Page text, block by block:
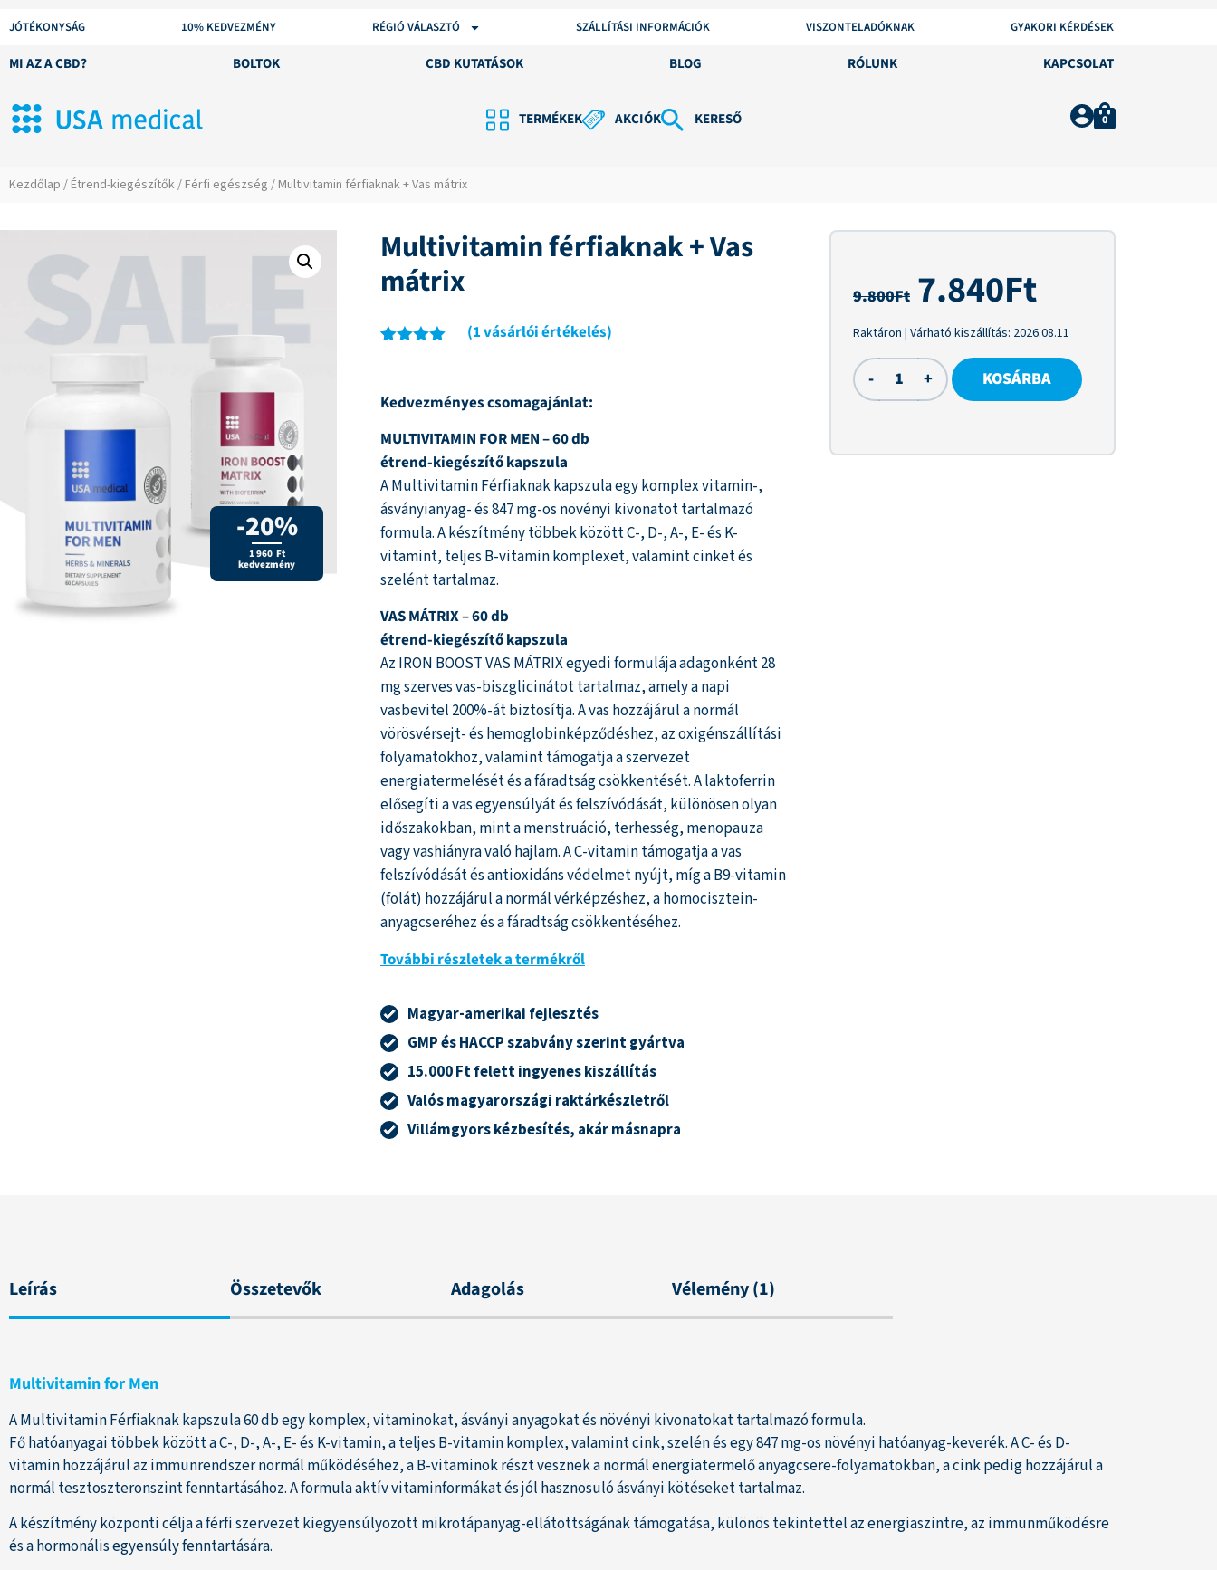
JÓTÉKONYSÁG 10% KEDVEZMÉNY RÉGIÓ VÁLASZTÓ SZÁLLÍTÁSI INFORMÁCIÓK VISZONTELADÓKNAK GYAKORI KÉRDÉSEK
MI AZ A CBD? BOLTOK CBD KUTATÁSOK BLOG RÓLUNK KAPCSOLAT
TERMÉKEK AKCIÓK KERESŐ 0
Kezdőlap / Étrend-kiegészítők/ Férfi egészség / Multivitamin férfiaknak + Vas mátrix
-20%
1 960 Ft
kedvezmény
Multivitamin férfiaknak + Vas
mátrix
értékelés
(1vásárlói értékelés)
Kedvezményes csomagajánlat:
MULTIVITAMIN FOR MEN – 60 db
étrend-kiegészítő kapszula
A Multivitamin Férfiaknak kapszula egy komplex vitamin-,
ásványianyag- és 847 mg-os növényi kivonatot tartalmazó
formula. A készítmény többek között C-, D-, A-, E- és K-
vitamint, teljes B-vitamin komplexet, valamint cinket és
szelént tartalmaz.
VAS MÁTRIX – 60 db
étrend-kiegészítő kapszula
Az IRON BOOST VAS MÁTRIX egyedi formulája adagonként 28
mg szerves vas-biszglicinátot tartalmaz, amely a napi
vasbevitel 200%-át biztosítja. A vas hozzájárul a normál
vörösvérsejt- és hemoglobinképződéshez, az oxigénszállítási
folyamatokhoz, valamint támogatja a szervezet
energiatermelését és a fáradtság csökkentését. A laktoferrin
elősegíti a vas egyensúlyát és felszívódását, különösen olyan
időszakokban, mint a menstruáció, terhesség, menopauza
vagy vashiányra való hajlam. A C-vitamin támogatja a vas
felszívódását és antioxidáns védelmet nyújt, míg a B9-vitamin
(folát) hozzájárul a normál vérképzéshez, a homocisztein-
anyagcseréhez és a fáradtság csökkentéséhez.
További részletek a termékről
Magyar-amerikai fejlesztés
GMP és HACCP szabvány szerint gyártva
15.000 Ft felett ingyenes kiszállítás
Valós magyarországi raktárkészletről
Villámgyors kézbesítés, akár másnapra
9.800Ft 7.840Ft
Raktáron | Várható kiszállítás: 2026.08.11
- + KOSÁRBA
Leírás Összetevők Adagolás Vélemény (1)
Multivitamin for Men
A Multivitamin Férfiaknak kapszula 60 db egy komplex, vitaminokat, ásványi anyagokat és növényi kivonatokat tartalmazó formula.
Fő hatóanyagai többek között a C-, D-, A-, E- és K-vitamin, a teljes B-vitamin komplex, valamint cink, szelén és egy 847 mg-os növényi hatóanyag-keverék. A C- és D-
vitamin hozzájárul az immunrendszer normál működéséhez, a B-vitaminok részt vesznek a normál energiatermelő anyagcsere-folyamatokban, a cink pedig hozzájárul a
normál tesztoszteronszint fenntartásához. A formula aktív vitaminformákat és jól hasznosuló ásványi kötéseket tartalmaz.
A készítmény központi célja a férfi szervezet kiegyensúlyozott mikrotápanyag-ellátottságának támogatása, különös tekintettel az energiaszintre, az immunműködésre
és a hormonális egyensúly fenntartására.